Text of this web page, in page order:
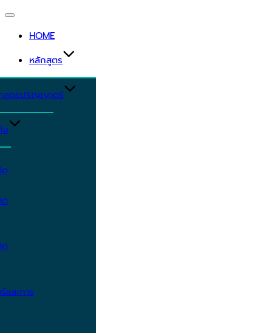
Toggle
navigation
HOME
หลักสูตร
สูตรปริญญาตรี
จ
ต
ต
ต
ละการ